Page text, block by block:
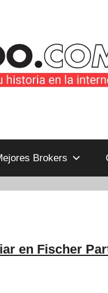
Brokers
en Fischer